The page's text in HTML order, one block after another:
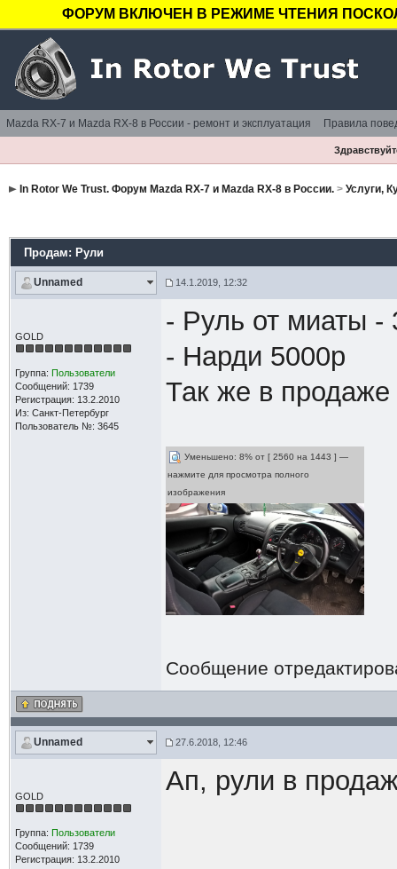
ФОРУМ ВКЛЮЧЕН В РЕЖИМЕ ЧТЕНИЯ
Mazda RX-7 и Mazda RX-8 в России - ремонт и эксплуатация Правила
In Rotor We Trust. Форум Mazda RX-7 и Mazda RX-8 в России.> Услуги,
Продам: Рули
Unnamed 14.1.2019, 12:32
GOLD
Группа: Пользователи
Сообщений: 1739
Регистрация: 13.2.2010
Из: Санкт-Петербург
Пользователь №: 3645
- Руль от миаты -
- Нарди 5000р
Так же в
Уменьшено: 8% от [ 2560 на 1443 ] —
нажмите для просмотра полного
изображения
Сообщение
Unnamed 27.6.2018, 12:46
GOLD
Группа: Пользователи
Сообщений: 1739
Регистрация: 13.2.2010
Ап, рули в